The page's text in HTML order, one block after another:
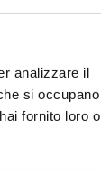
analizzare il
si occupano
fornito loro o